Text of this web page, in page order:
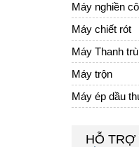
Máy nghiền
Máy chiết rót
Máy Thanh
Máy trộn
Máy ép dầu
HỖ